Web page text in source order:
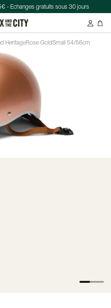
- Echanges gratuits sous 30 jours
Series 4 1090 - 90 cm
- Back-Roller Classic
HeritageRose GoldSmall 54/56cm